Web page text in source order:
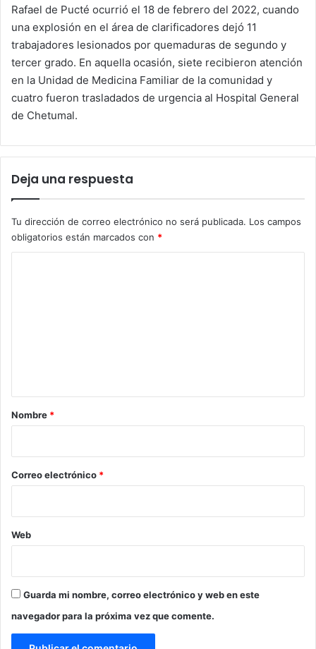
Rafael de Pucté ocurrió el 18 de febrero del 2022, cuando
una explosión en el área de clarificadores dejó 11
trabajadores lesionados por quemaduras de segundo y
tercer grado. En aquella ocasión, siete recibieron atención
en la Unidad de Medicina Familiar de la comunidad y
cuatro fueron trasladados de urgencia al Hospital General
de Chetumal.
Deja una respuesta
Tu dirección de correo electrónico no será publicada. Los campos
obligatorios están marcados con *
r
*
Nombre *
Correo electrónico *
Web
Guarda mi nombre, correo electrónico y web en este
navegador para la próxima vez que comente.